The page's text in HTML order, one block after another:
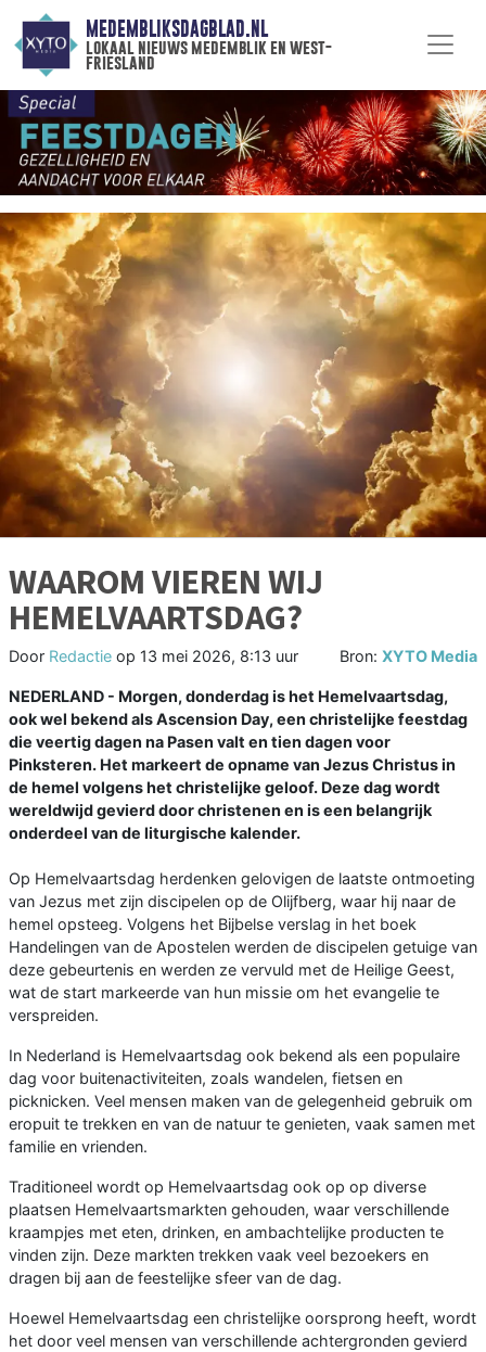
MEDEMBLIKSDAGBLAD.NL
lokaal nieuws medemblik en west-
friesland
WAAROM VIEREN WIJ
HEMELVAARTSDAG?
Door Redactie op 13 mei 2026, 8:13 uur Bron: XYTO Media
NEDERLAND - Morgen, donderdag is het Hemelvaartsdag,
ook wel bekend als Ascension Day, een christelijke feestdag
die veertig dagen na Pasen valt en tien dagen voor
Pinksteren. Het markeert de opname van Jezus Christus in
de hemel volgens het christelijke geloof. Deze dag wordt
wereldwijd gevierd door christenen en is een belangrijk
onderdeel van de liturgische kalender.
Op Hemelvaartsdag herdenken gelovigen de laatste ontmoeting
van Jezus met zijn discipelen op de Olijfberg, waar hij naar de
hemel opsteeg. Volgens het Bijbelse verslag in het boek
Handelingen van de Apostelen werden de discipelen getuige van
deze gebeurtenis en werden ze vervuld met de Heilige Geest,
wat de start markeerde van hun missie om het evangelie te
verspreiden.
In Nederland is Hemelvaartsdag ook bekend als een populaire
dag voor buitenactiviteiten, zoals wandelen, fietsen en
picknicken. Veel mensen maken van de gelegenheid gebruik om
eropuit te trekken en van de natuur te genieten, vaak samen met
familie en vrienden.
Traditioneel wordt op Hemelvaartsdag ook op op diverse
plaatsen Hemelvaartsmarkten gehouden, waar verschillende
kraampjes met eten, drinken, en ambachtelijke producten te
vinden zijn. Deze markten trekken vaak veel bezoekers en
dragen bij aan de feestelijke sfeer van de dag.
Hoewel Hemelvaartsdag een christelijke oorsprong heeft, wordt
het door veel mensen van verschillende achtergronden gevierd